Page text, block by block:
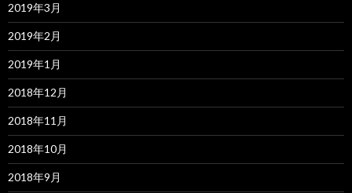
2019年3月
2019年2月
2019年1月
2018年12月
2018年11月
2018年10月
2018年9月